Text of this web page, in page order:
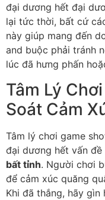
đại dương hết đại
lại tức thời, bất cứ
này giúp mang đến
and buộc phải tránh
lúc đã hưng phấn
Tâm Lý
Soát Cảm
Tâm lý chơi game
đại dương hết vấn
bất tỉnh. Người chơi
để cảm xúc quăng
Khi đã thắng, hãy gìn